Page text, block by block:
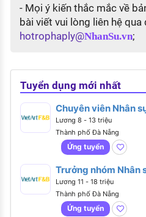
- Mọi ý kiến thắc mắc về
bài viết vui lòng liên hệ qua
hotrophaply@NhanSu.vn;
Tuyển dụng mới nhất
Chuyên viên Nhân
Lương 8 - 13 triệu
Thành phố Đà Nẵng
Ứng tuyển
Trưởng nhóm Nhân
Lương 11 - 18 triệu
Thành phố Đà Nẵng
Ứng tuyển